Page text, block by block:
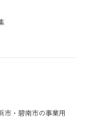
市・碧南市の事業用